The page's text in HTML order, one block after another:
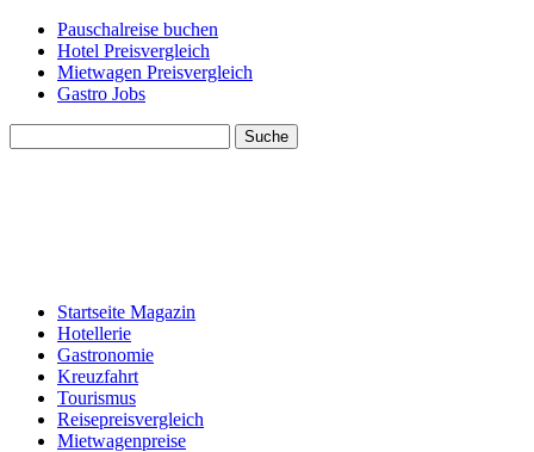
Pauschalreise buchen
Hotel Preisvergleich
Mietwagen Preisvergleich
Gastro Jobs
Suche
Startseite Magazin
Hotellerie
Gastronomie
Kreuzfahrt
Tourismus
Reisepreisvergleich
Mietwagenpreise